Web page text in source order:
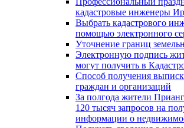
кадастровые инженеры
Выбрать кадастрового
помощью электронного
Уточнение границ
Электронную подпись
могут получить в
Способ получения
граждан и организаций
За полгода жители
120 тысяч запросов на
информации о